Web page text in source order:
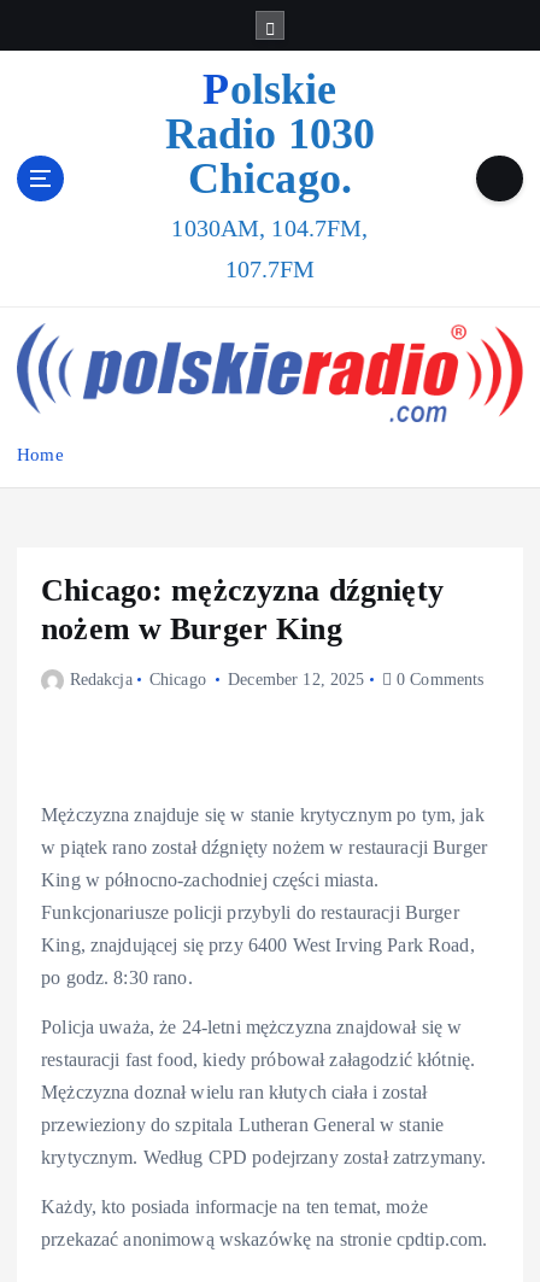
Polskie
Radio 1030
Chicago.
1030AM, 104.7FM,
107.7FM
Home
Chicago: mężczyzna dźgnięty
nożem w Burger King
Redakcja Chicago December 12, 2025 0 Comments
Mężczyzna znajduje się w stanie krytycznym po tym, jak
w piątek rano został dźgnięty nożem w restauracji Burger
King w północno-zachodniej części miasta.
Funkcjonariusze policji przybyli do restauracji Burger
King, znajdującej się przy 6400 West Irving Park Road,
po godz. 8:30 rano.
Policja uważa, że 24-letni mężczyzna znajdował się w
restauracji fast food, kiedy próbował załagodzić kłótnię.
Mężczyzna doznał wielu ran kłutych ciała i został
przewieziony do szpitala Lutheran General w stanie
krytycznym. Według CPD podejrzany został zatrzymany.
Każdy, kto posiada informacje na ten temat, może
przekazać anonimową wskazówkę na stronie cpdtip.com.